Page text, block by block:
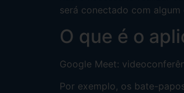
será conectado com
O que é o
Google Meet:
Por exemplo, os bate-